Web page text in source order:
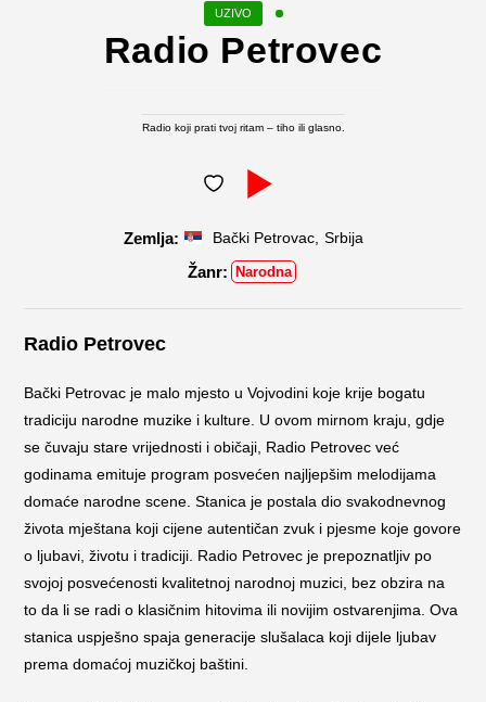
Radio Petrovec
Radio koji prati tvoj ritam – tiho ili glasno.
Bački Petrovac, Srbija
Narodna
Radio Petrovec
Bački Petrovac je malo mjesto u Vojvodini koje krije bogatu
tradiciju narodne muzike i kulture. U ovom mirnom kraju, gdje
se čuvaju stare vrijednosti i običaji, Radio Petrovec već
godinama emituje program posvećen najljepšim melodijama
domaće narodne scene. Stanica je postala dio svakodnevnog
života mještana koji cijene autentičan zvuk i pjesme koje govore
o ljubavi, životu i tradiciji. Radio Petrovec je prepoznatljiv po
svojoj posvećenosti kvalitetnoj narodnoj muzici, bez obzira na
to da li se radi o klasičnim hitovima ili novijim ostvarenjima. Ova
stanica uspješno spaja generacije slušalaca koji dijele ljubav
prema domaćoj muzičkoj baštini.